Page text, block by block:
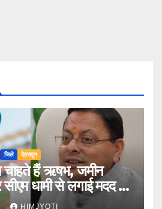
जिले देहरादून
चाहते हैं ऋषभ, जमीन
धामी से लगाई मदद की
HIMJYOTI